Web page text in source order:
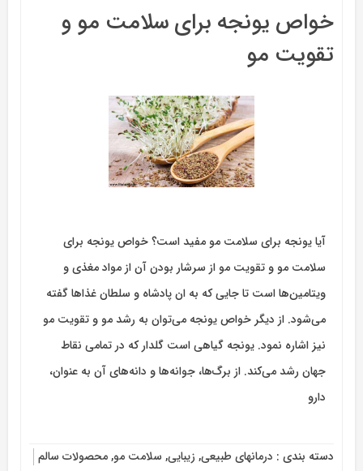
خواص یونجه برای سلامت مو و
تقویت مو
آیا یونجه برای سلامت مو مفید است؟ خواص یونجه برای
سلامت مو و تقویت مو از سرشار بودن آن از مواد مغذی و
ویتامین‌ها است تا جایی که به ان پادشاه و سلطان غذاها گفته
می‌شود. از دیگر خواص یونجه می‌توان به رشد مو و تقویت مو
نیز اشاره نمود. یونجه گیاهی است گلدار که در تمامی نقاط
جهان رشد می‌کند. از برگ‌ها، جوانه‌ها و دانه‌های آن به عنوان،
دارو
دسته بندی : درمانهای طبیعی, زیبایی, سلامت مو,محصولات سالم